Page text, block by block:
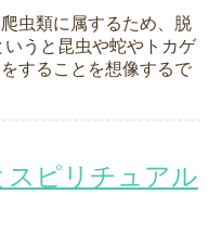
虫類に属するため、脱
うと昆虫や蛇やトカゲ
することを想像するで
スピリチュアル